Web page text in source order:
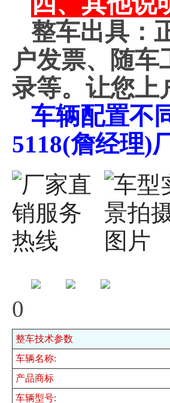
整车出具：
户发票、随
录等。让您上
车辆配置不
5118(詹经理)
0
整车技术参数
车辆名称:
产品商标
车辆型号: